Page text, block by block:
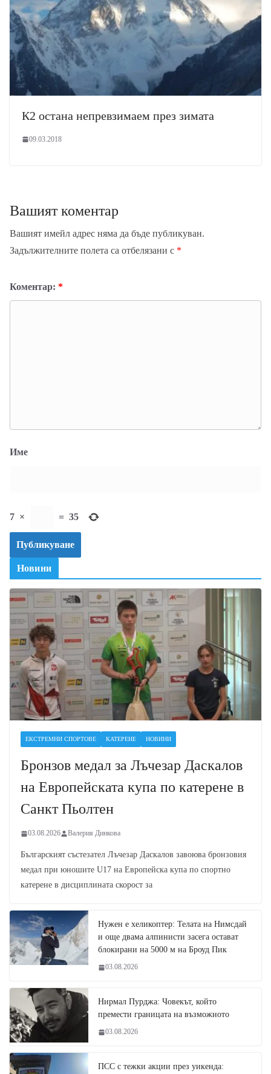
К2 остана непревзимаем през зимата
09.03.2018
Вашият коментар
Вашият имейл адрес няма да бъде публикуван.
Задължителните полета са отбелязани с *
Коментар: *
Име
7 × = 35
Новини
ЕКСТРЕМНИ СПОРТОВЕ КАТЕРЕНЕ НОВИНИ
Бронзов медал за Лъчезар Даскалов
на Европейската купа по катерене в
Санкт Пьолтен
03.08.2026 Валерия Динкова
Българският състезател Лъчезар Даскалов завоюва бронзовия
медал при юношите U17 на Европейска купа по спортно
катерене в дисциплината скорост за
Нужен е хеликоптер: Телата на Нимсдай
и още двама алпинисти засега остават
блокирани на 5000 м на Броуд Пик
03.08.2026
Нирмал Пурджа: Човекът, който
премести границата на възможното
03.08.2026
ПСС с тежки акции през уикенда: